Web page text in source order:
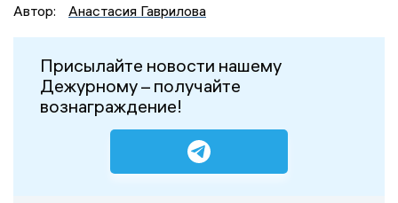
Автор:
Анастасия Гаврилова
Присылайте новости нашему
Дежурному – получайте
вознаграждение!